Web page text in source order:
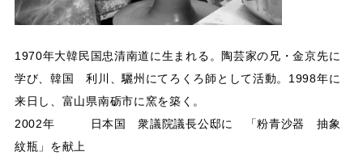
1970年大韓民国忠清南道に生まれる。陶芸家の兄・金京先に
学び、韓国 利川、驪州にてろくろ師として活動。1998年に
来日し、富山県南砺市に窯を築く。
2002年 日本国 衆議院議長公邸に 「粉青沙器 抽象
紋瓶」を献上